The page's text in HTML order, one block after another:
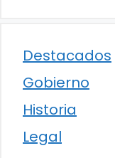
Destacados
Gobierno
Historia
Legal